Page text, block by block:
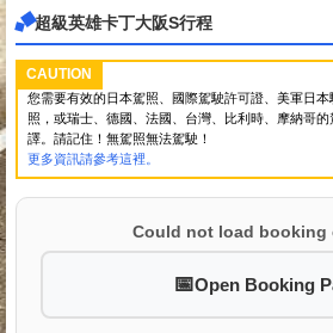
超級英雄卡丁大阪S行程
CAUTION
您需要有效的日本駕照、國際駕駛許可證、美軍日
照，或瑞士、德國、法國、台灣、比利時、摩納哥
譯。請記住！無駕照無法駕駛！
更多資訊請參考這裡。
Could not load booking
Open Booking